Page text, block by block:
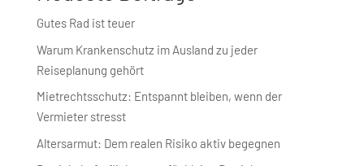
Gutes Rad ist teuer
Warum Krankenschutz im Ausland zu jeder
Reiseplanung gehört
Mietrechtsschutz: Entspannt bleiben, wenn der
Vermieter stresst
Altersarmut: Dem realen Risiko aktiv begegnen